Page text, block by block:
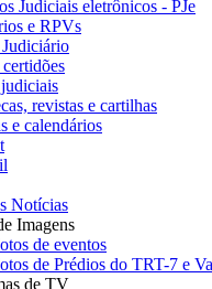
Judiciais eletrônicos - PJe
e RPVs
revistas e cartilhas
e calendários
Notícias
Imagens
de eventos
de Prédios do TRT-7 e
de TV